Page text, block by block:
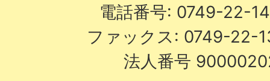
電話番号: 0749-22-
ファックス: 0749-22-
法人番号